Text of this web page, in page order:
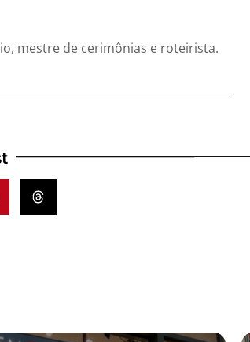
mestre de cerimônias e roteirista.